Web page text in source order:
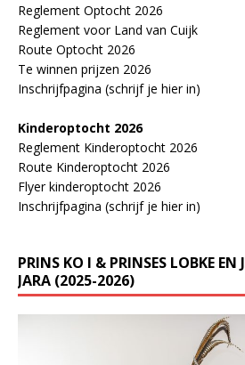
Reglement Optocht 2026
Reglement voor Land van Cuijk
Route Optocht 2026
Te winnen prijzen 2026
Inschrijfpagina (schrijf je hier in)
Kinderoptocht 2026
Reglement Kinderoptocht 2026
Route Kinderoptocht 2026
Flyer kinderoptocht 2026
Inschrijfpagina (schrijf je hier in)
PRINS KO I & PRINSES LOBKE EN
JARA (2025-2026)